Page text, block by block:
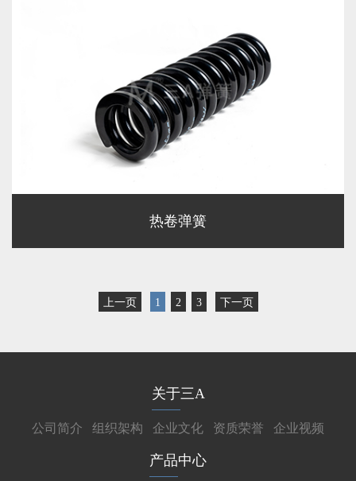
热卷弹簧
上一页 1 2 3 下一页
关于三A
公司简介 组织架构 企业文化 资质荣誉 企业视频
产品中心